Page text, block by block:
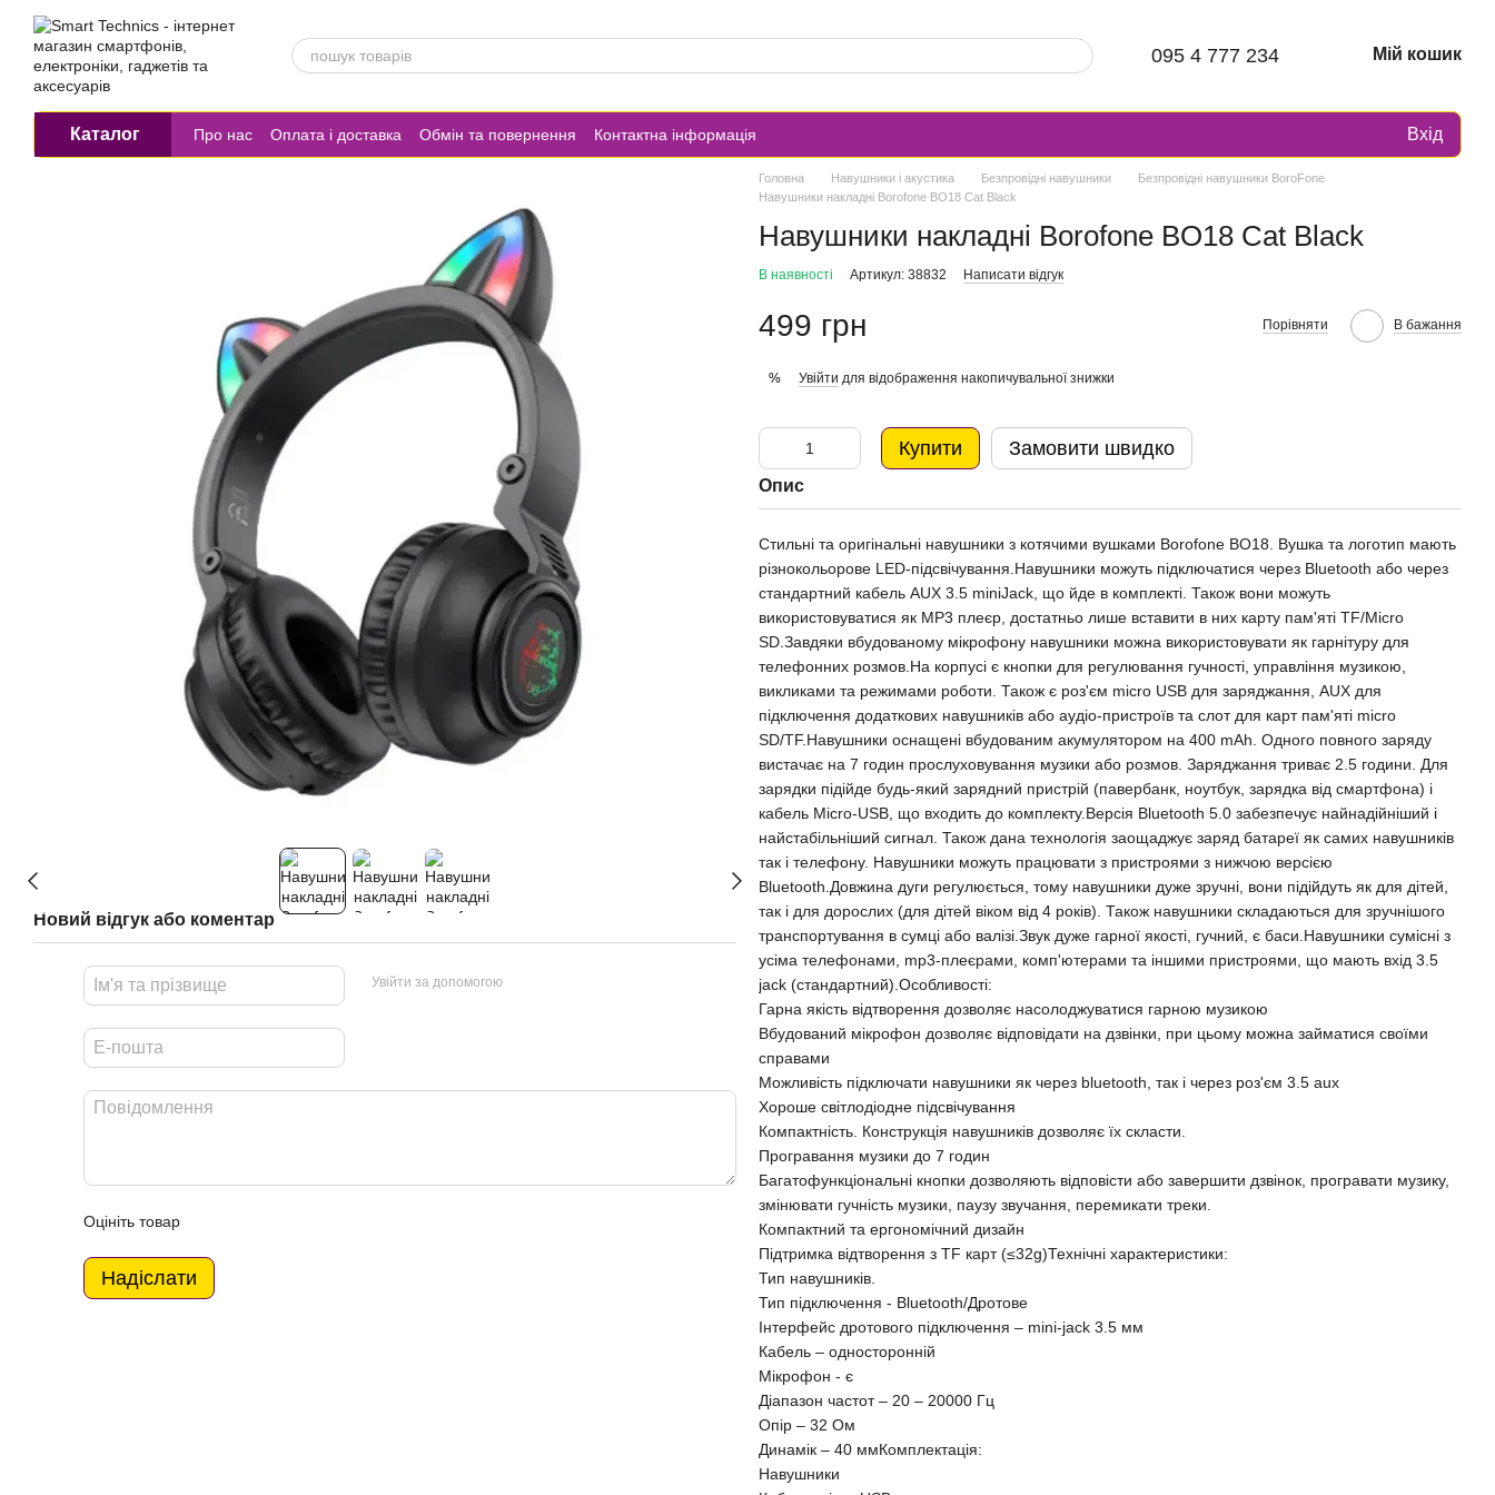
Перейти до основного контенту
095 4 777 234 Мій кошик
Каталог Про нас Оплата і доставка Обмін та повернення Контактна інформація Вхід
Новий відгук або коментар
Увійти за допомогою
Оцініть товар
Надіслати
Головна Навушники і акустика Безпровідні навушники
Безпровідні навушники BoroFone
Навушники накладні Borofone BO18 Cat Black
Навушники накладні Borofone BO18 Cat Black
В наявності Артикул: 38832 Написати відгук
499 грн Порівняти В бажання
% Увійти для відображення накопичувальної знижки
Купити Замовити швидко
Опис
Стильні та оригінальні навушники з котячими вушками Borofone BO18. Вушка та логотип мають
різнокольорове LED-підсвічування.Навушники можуть підключатися через Bluetooth або через
стандартний кабель AUX 3.5 miniJack, що йде в комплекті. Також вони можуть
використовуватися як MP3 плеєр, достатньо лише вставити в них карту пам'яті TF/Micro
SD.Завдяки вбудованому мікрофону навушники можна використовувати як гарнітуру для
телефонних розмов.На корпусі є кнопки для регулювання гучності, управління музикою,
викликами та режимами роботи. Також є роз'єм micro USB для заряджання, AUX для
підключення додаткових навушників або аудіо-пристроїв та слот для карт пам'яті micro
SD/TF.Навушники оснащені вбудованим акумулятором на 400 mAh. Одного повного заряду
вистачає на 7 годин прослуховування музики або розмов. Заряджання триває 2.5 години. Для
зарядки підійде будь-який зарядний пристрій (павербанк, ноутбук, зарядка від смартфона) і
кабель Micro-USB, що входить до комплекту.Версія Bluetooth 5.0 забезпечує найнадійніший і
найстабільніший сигнал. Також дана технологія заощаджує заряд батареї як самих навушників
так і телефону. Навушники можуть працювати з пристроями з нижчою версією
Bluetooth.Довжина дуги регулюється, тому навушники дуже зручні, вони підійдуть як для дітей,
так і для дорослих (для дітей віком від 4 років). Також навушники складаються для зручнішого
транспортування в сумці або валізі.Звук дуже гарної якості, гучний, є баси.Навушники сумісні з
усіма телефонами, mp3-плеєрами, комп'ютерами та іншими пристроями, що мають вхід 3.5
jack (стандартний).Особливості:
Гарна якість відтворення дозволяє насолоджуватися гарною музикою
Вбудований мікрофон дозволяє відповідати на дзвінки, при цьому можна займатися своїми
справами
Можливість підключати навушники як через bluetooth, так і через роз'єм 3.5 aux
Хороше світлодіодне підсвічування
Компактність. Конструкція навушників дозволяє їх скласти.
Програвання музики до 7 годин
Багатофункціональні кнопки дозволяють відповісти або завершити дзвінок, програвати музику,
змінювати гучність музики, паузу звучання, перемикати треки.
Компактний та ергономічний дизайн
Підтримка відтворення з TF карт (≤32g)Технічні характеристики:
Тип навушників.
Тип підключення - Bluetooth/Дротове
Інтерфейс дротового підключення – mini-jack 3.5 мм
Кабель – односторонній
Мікрофон - є
Діапазон частот – 20 – 20000 Гц
Опір – 32 Ом
Динамік – 40 ммКомплектація:
Навушники